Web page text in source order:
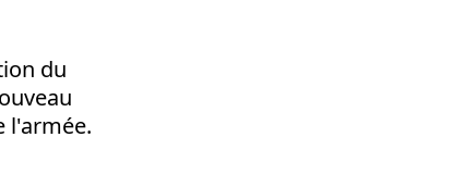
du
l'armée.